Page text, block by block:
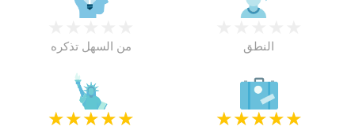
من السهل تذكره النطق
★
★
★
★
★ ★
★
★
★
★